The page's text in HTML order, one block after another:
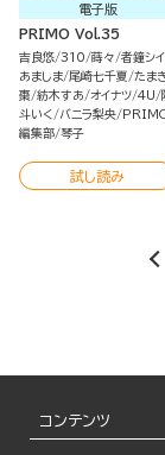
電子版
PRIMO Vol.35
吉良悠 310 蒔々 者鐘シイ
あましま
尾崎七千夏 たま
棗 紡木すあ オイナツ 4U
斗いく
バニラ梨央
編集部 琴子
試し読み
コンテンツ